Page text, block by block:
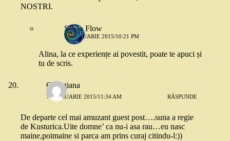
NOSTRI.
Snow Flow
7 FEBRUARIE 2015/10:21 PM
Alina, la ce experiențe ai povestit, poate te apuci și
tu de scris.
Georgiana
7 FEBRUARIE 2015/11:34 AM RĂSPUNDE
De departe cel mai amuzant guest post….suna a regie
de Kusturica.Uite domne’ ca nu-i asa rau…eu nasc
maine,poimaine si parca am prins curaj citindu-l:))